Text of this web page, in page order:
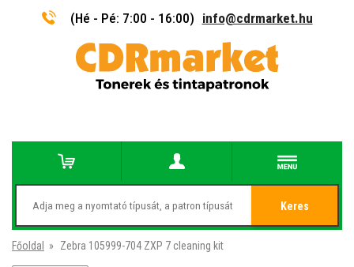
(Hé - Pé: 7:00 - 16:00) info@cdrmarket.hu
Keres
Főoldal » Zebra 105999-704 ZXP 7 cleaning kit